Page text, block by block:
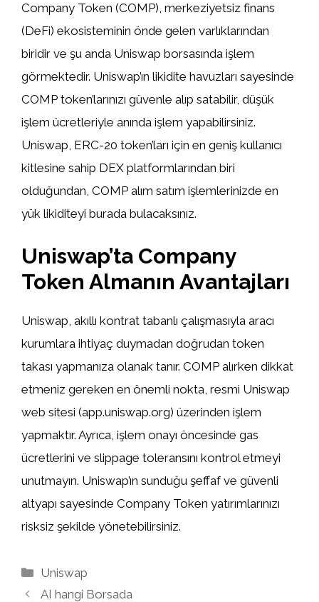
Company Token (COMP), merkeziyetsiz finans
(DeFi) ekosisteminin önde gelen varlıklarından
biridir ve şu anda Uniswap borsasında işlem
görmektedir. Uniswap’ın likidite havuzları sayesinde
COMP token’larınızı güvenle alıp satabilir, düşük
işlem ücretleriyle anında işlem yapabilirsiniz.
Uniswap, ERC-20 token’ları için en geniş kullanıcı
kitlesine sahip DEX platformlarından biri
olduğundan, COMP alım satım işlemlerinizde en
yük likiditeyi burada bulacaksınız.
Uniswap’ta Company
Token Almanın Avantajları
Uniswap, akıllı kontrat tabanlı çalışmasıyla aracı
kurumlara ihtiyaç duymadan doğrudan token
takası yapmanıza olanak tanır. COMP alırken dikkat
etmeniz gereken en önemli nokta, resmi Uniswap
web sitesi (app.uniswap.org) üzerinden işlem
yapmaktır. Ayrıca, işlem onayı öncesinde gas
ücretlerini ve slippage toleransını kontrol etmeyi
unutmayın. Uniswap’ın sunduğu şeffaf ve güvenli
altyapı sayesinde Company Token yatırımlarınızı
risksiz şekilde yönetebilirsiniz.
Kategoriler
Uniswap
AI hangi Borsada